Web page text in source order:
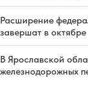
Расширение
завершат в октябре
В Ярославской
железнодорожных